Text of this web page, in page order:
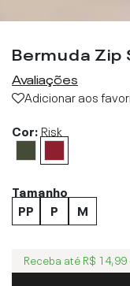
Bermuda Zip
Avaliações
Adicionar aos
Cor:Risk
Tamanho
PP
P M
Receba até R$ 14,99